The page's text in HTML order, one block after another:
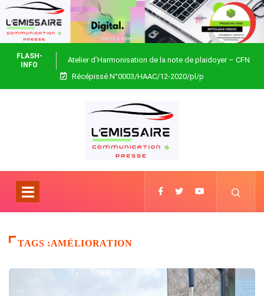
FLASH-
INFO
Atelier d’Harmonisation de la note de plaidoyer – CFN
Togo
Récépissé N°0003/HAAC/12-2020/pl/p
TAGS :AMÉLIORATION